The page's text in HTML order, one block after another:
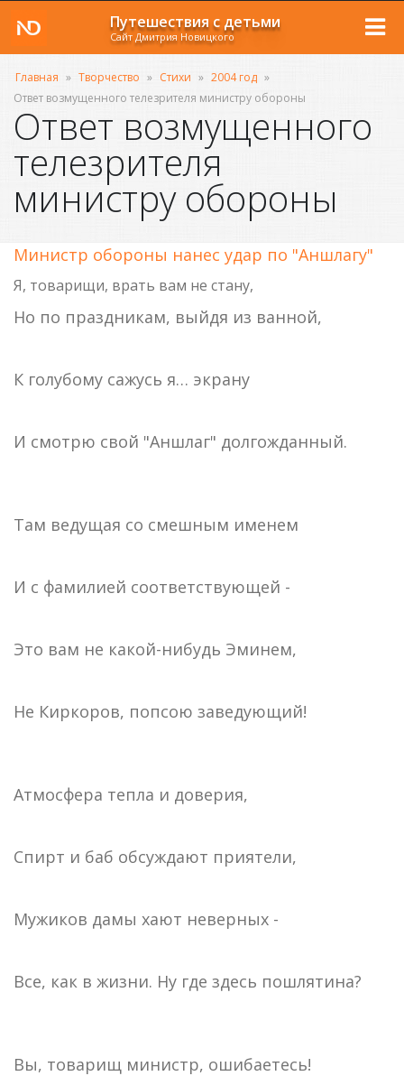
Путешествия с детьми
Сайт Дмитрия Новицкого
Главная » Творчество » Стихи » 2004 год »
Ответ возмущенного телезрителя министру обороны
Ответ возмущенного
телезрителя
министру обороны
Министр обороны нанес удар по "Аншлагу"
Я, товарищи, врать вам не стану,
Но по праздникам, выйдя из ванной,
К голубому сажусь я… экрану
И смотрю свой "Аншлаг" долгожданный.
Там ведущая со смешным именем
И с фамилией соответствующей -
Это вам не какой-нибудь Эминем,
Не Киркоров, попсою заведующий!
Атмосфера тепла и доверия,
Спирт и баб обсуждают приятели,
Мужиков дамы хают неверных -
Все, как в жизни. Ну где здесь пошлятина?
Вы, товарищ министр, ошибаетесь!